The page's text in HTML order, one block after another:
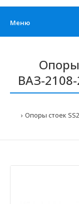
Меню
Опоры
ВАЗ-
Опоры стоек